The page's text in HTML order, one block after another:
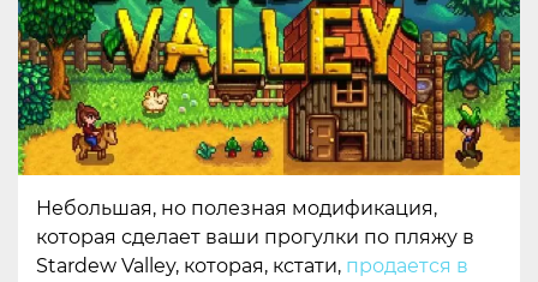
Небольшая, но полезная модификация,
которая сделает ваши прогулки по пляжу в
Stardew Valley, которая, кстати, продается в